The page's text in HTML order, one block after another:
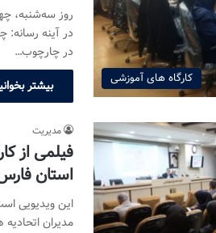
کارگاه های آموزشی
روز سه‌شنبه،
در آینه رسانه:
در چارچوب…
بیشتر
مدیریت
فیلمی از
استان
این ویدیویی
مدیران